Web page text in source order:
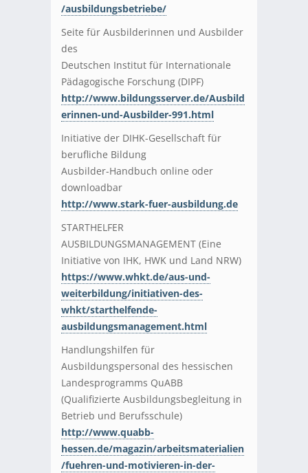
/ausbildungsbetriebe/
Seite für Ausbilderinnen und Ausbilder
des
Deutschen Institut für Internationale
Pädagogische Forschung (DIPF)
http://www.bildungsserver.de/Ausbild
erinnen-und-Ausbilder-991.html
Initiative der DIHK-Gesellschaft für
berufliche Bildung
Ausbilder-Handbuch online oder
downloadbar
http://www.stark-fuer-ausbildung.de
STARTHELFER
AUSBILDUNGSMANAGEMENT (Eine
Initiative von IHK, HWK und Land NRW)
https://www.whkt.de/aus-und-
weiterbildung/initiativen-des-
whkt/starthelfende-
ausbildungsmanagement.html
Handlungshilfen für
Ausbildungspersonal des hessischen
Landesprogramms QuABB
(Qualifizierte Ausbildungsbegleitung in
Betrieb und Berufsschule)
http://www.quabb-
hessen.de/magazin/arbeitsmaterialien
/fuehren-und-motivieren-in-der-